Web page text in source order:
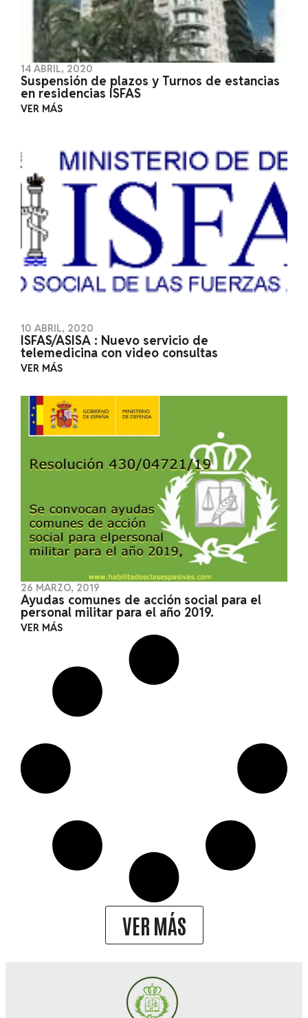
14 ABRIL, 2020
Suspensión de plazos y Turnos de estancias
en residencias ISFAS
VER MÁS
10 ABRIL, 2020
ISFAS/ASISA : Nuevo servicio de
telemedicina con video consultas
VER MÁS
26 MARZO, 2019
Ayudas comunes de acción social para el
personal militar para el año 2019.
VER MÁS
VER MÁS